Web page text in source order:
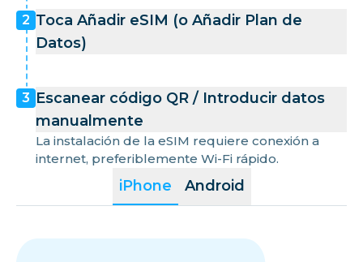
iPhone Android
2 Toca Añadir eSIM (o Añadir Plan de
Datos)
3 Escanear código QR / Introducir datos
manualmente
La instalación de la eSIM requiere conexión a
internet, preferiblemente Wi-Fi rápido.